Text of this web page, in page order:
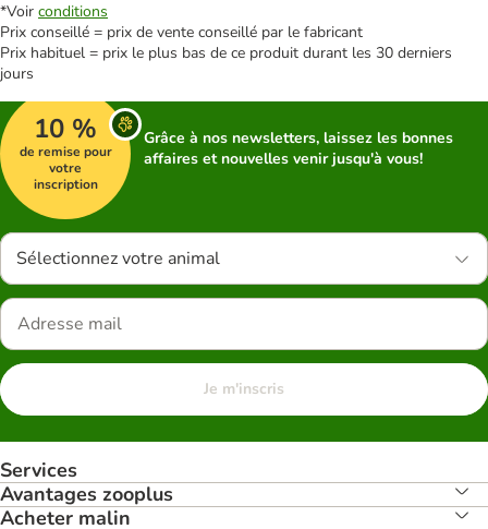
*Voir conditions
Prix conseillé = prix de vente conseillé par le fabricant
Prix habituel = prix le plus bas de ce produit durant les 30 derniers
jours
10 %
de remise pour
votre
inscription
Grâce à nos newsletters, laissez les bonnes
affaires et nouvelles venir jusqu'à vous!
Sélectionnez votre animal
Je m'inscris
Services
Avantages zooplus
Acheter malin